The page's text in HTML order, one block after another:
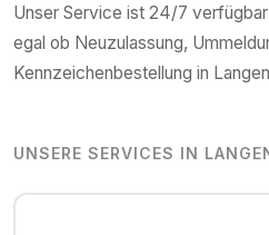
Unser Service ist 24/7
egal ob Neuzulassung,
Kennzeichenbestellung in
UNSERE SERVICES IN